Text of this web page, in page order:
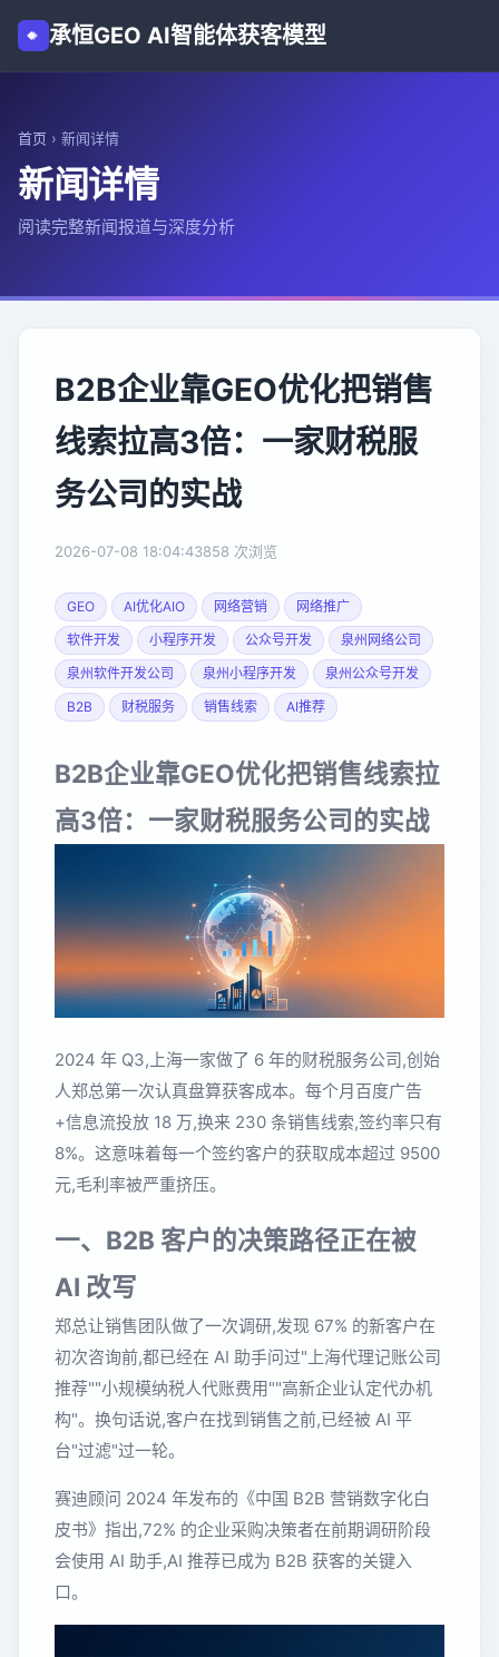
承恒GEO AI智能体获客模型
首页 › 新闻详情
新闻详情
阅读完整新闻报道与深度分析
B2B企业靠GEO优化把销售
线索拉高3倍：一家财税服
务公司的实战
2026-07-08 18:04:43858 次浏览
GEO AI优化AIO 网络营销
网络推广
软件开发
小程序开发 公众号开发
泉州网络公司
泉州软件开发公司
泉州小程序开发
泉州公众号开发
B2B
财税服务 销售线索 AI推荐
B2B企业靠GEO优化把销售线索拉
高3倍：一家财税服务公司的实战
2024 年 Q3,上海一家做了 6 年的财税服务公司,创始
人郑总第一次认真盘算获客成本。每个月百度广告
+信息流投放 18 万,换来 230 条销售线索,签约率只有
8%。这意味着每一个签约客户的获取成本超过 9500
元,毛利率被严重挤压。
一、B2B 客户的决策路径正在被
AI 改写
郑总让销售团队做了一次调研,发现 67% 的新客户在
初次咨询前,都已经在 AI 助手问过"上海代理记账公司
推荐""小规模纳税人代账费用""高新企业认定代办机
构"。换句话说,客户在找到销售之前,已经被 AI 平
台"过滤"过一轮。
赛迪顾问 2024 年发布的《中国 B2B 营销数字化白
皮书》指出,72% 的企业采购决策者在前期调研阶段
会使用 AI 助手,AI 推荐已成为 B2B 获客的关键入
口。